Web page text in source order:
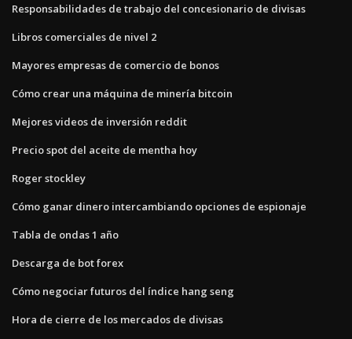
Responsabilidades de trabajo del concesionario de divisas
Libros comerciales de nivel 2
Mayores empresas de comercio de bonos
Cómo crear una máquina de minería bitcoin
Mejores videos de inversión reddit
Precio spot del aceite de mentha hoy
Roger stockley
Cómo ganar dinero intercambiando opciones de espionaje
Tabla de ondas 1 año
Descarga de bot forex
Cómo negociar futuros del índice hang seng
Hora de cierre de los mercados de divisas